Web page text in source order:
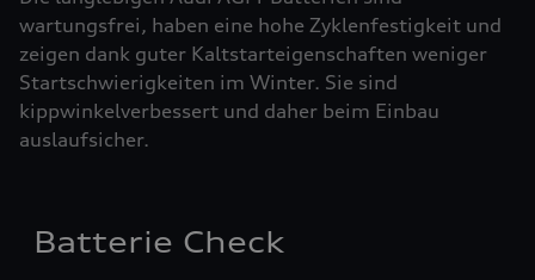
wartungsfrei, haben eine hohe Zyklenfestigkeit und
zeigen dank guter Kaltstarteigenschaften weniger
Startschwierigkeiten im Winter. Sie sind
kippwinkelverbessert und daher beim Einbau
auslaufsicher.
Batterie Check